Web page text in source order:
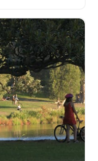
運營到 1980…